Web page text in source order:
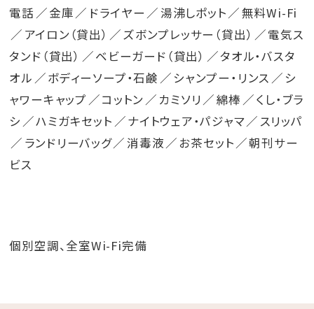
電話
金庫 ドライヤー 湯沸しポット
無料Wi-Fi
アイロン（貸出）
ズボンプレッサー（貸出）
電気ス
タンド（貸出）
ベビーガード（貸出）
タオル・バスタ
オル
ボディーソープ・石鹸 シャンプー・リンス
シ
ャワーキャップ
コットン カミソリ 綿棒
くし・ブラ
シ
ハミガキセット ナイトウェア・パジャマ
スリッパ
ランドリーバッグ
消毒液 お茶セット
朝刊サー
ビス
個別空調、全室Wi-Fi完備